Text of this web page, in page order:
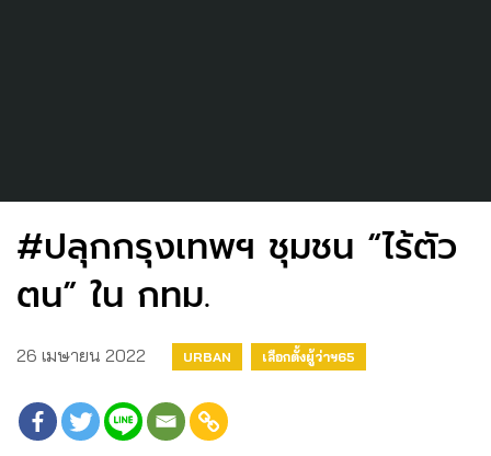
#ปลุกกรุงเทพฯ ชุมชน “ไร้ตัว
ตน” ใน กทม.
26 เมษายน 2022 URBAN เลือกตั้งผู้ว่าฯ65